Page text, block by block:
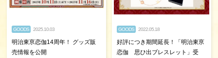
GOODS 2025.10.03
明治東亰恋伽14周年！ グッズ販
売情報を公開
GOODS 2022.05.18
好評につき期間延長！「明治東亰
恋伽 思ひ出ブレスレット」受